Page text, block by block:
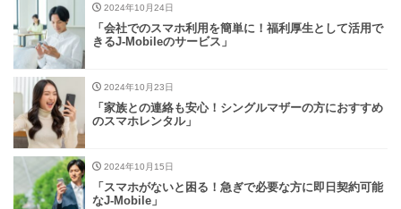
2024年10月24日
「会社でのスマホ利用を簡単に！福利厚生として活用で
きるJ-Mobileのサービス」
2024年10月23日
「家族との連絡も安心！シングルマザーの方におすすめ
のスマホレンタル」
2024年10月15日
「スマホがないと困る！急ぎで必要な方に即日契約可能
なJ-Mobile」